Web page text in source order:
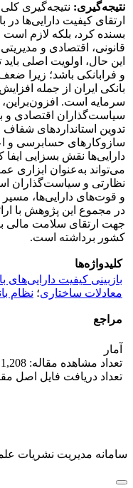
نتیجه‌گیری: نتیجه‌گیری
ارتقای کیفیت دارایی‌ها
بسنده کرد، بلکه لازم
قانونی، اقتصادی و
این حال، اولویت اصلی
و فرابانکی باشد؛ زیرا
بانکی ایران از جمله
سرمایه است. افزون‌براین،
سیاست‌گذاران اقتصادی و
تدوین استانداردهای شفاف
سازوکارهای حسابرسی و
دارایی‌ها نقش بسزایی ایفا
می‌تواند به‌عنوان ابزاری
نظارتی و سیاست‌گذاران
و قوت‌های دارایی‌ها،
در مجموع این پژوهش با
جهت ارتقای سلامت مالی
کشور برداشته است.
کلیدواژه‌ها
بازبینی کیفیت دارایی‌های
معادلات ساختاری؛ نظام
مراجع
آمار
تعداد مشاهده مقاله: 1,208
تعداد دریافت فایل اصل
سامانه مدیریت نشریات